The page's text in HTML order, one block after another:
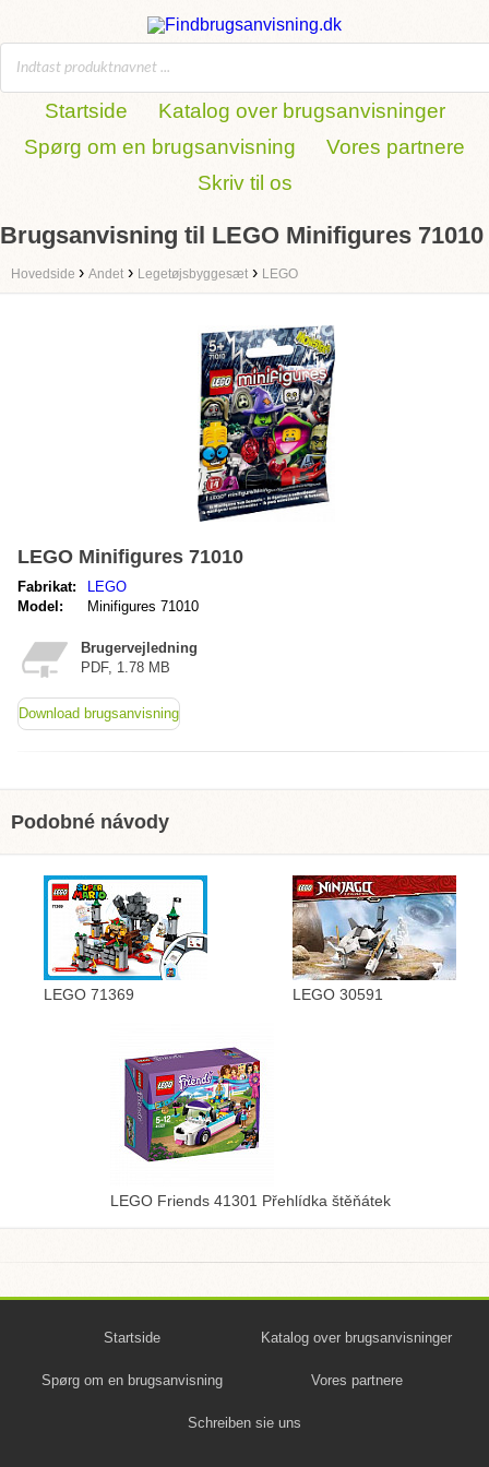
Startside
Katalog over brugsanvisninger
Spørg om en brugsanvisning
Vores partnere
Skriv til os
Brugsanvisning til LEGO Minifigures 71010
Hovedside › Andet › Legetøjsbyggesæt › LEGO
LEGO Minifigures 71010
Fabrikat:
LEGO
Model:
Minifigures 71010
Brugervejledning
PDF, 1.78 MB
Download brugsanvisning
Podobné návody
LEGO 71369 LEGO 30591
LEGO Friends 41301 Přehlídka štěňátek
Startside Katalog over brugsanvisninger
Spørg om en brugsanvisning Vores partnere
Schreiben sie uns